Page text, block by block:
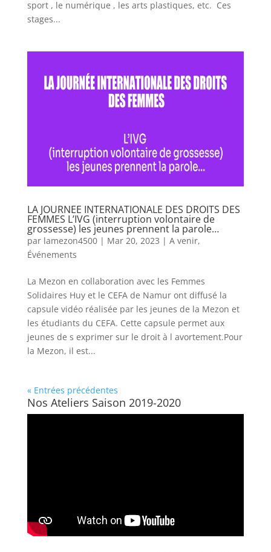
sport , le numérique , les arts plastiques, etc. Ces
stages...
LA JOURNEE INTERNATIONALE DES DROITS DES
FEMMES L’IVG (interruption volontaire de
grossesse) les jeunes prennent la parole…
par lamezon4500| Mar 20, 2023 | A venir,
Événements
La Mezon en collaboration avec les Femmes
Solidaires Huy et le CEFA de Namur ont diffusé la
capsule vidéo réalisée par les jeunes de la Mezon et
les étudiants du CEFA. Cette capsule permet aux
jeunes de s exprimer sur le droit à l avortement.Pour
la Mezon, il est...
« Entrées précédentes
Nos Ateliers Saison 2019-2020